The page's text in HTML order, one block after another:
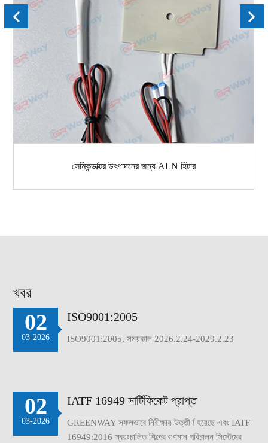
সেমিকন্ডাক্টর উৎপাদনের জন্য ALN হিটার
খবর
ISO9001:2005
ISO9001:2005, সময়কাল 2026.2.24-2029.2.23
02
03-2026
IATF 16949 সার্টিফিকেট প্রাপ্ত
GREENWAY সফলভাবে নিরীক্ষায় উত্তীর্ণ হয়েছে এবং IATF
16949:2016 স্বয়ংচালিত শিল্পের গুণমান পরিচালন সিস্টেমের
02
03-2026